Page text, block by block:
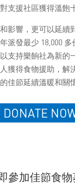
支援社區獲得溫飽
影響，更可以延續
派發最少 18,000
支持樂餉社為新的
獲得食物援助，解
佳節延續溫暖和關
DONATE
參加佳節食